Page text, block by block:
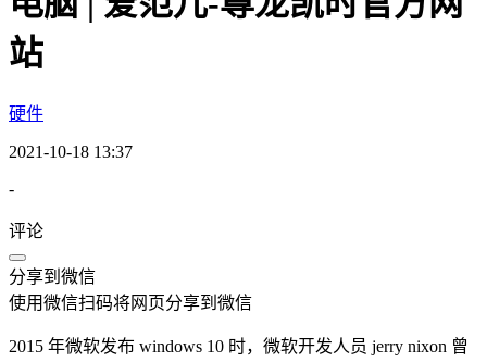
站
硬件
2021-10-18 13:37
-
评论
分享到微信
使用微信扫码将网页分享到微信
2015 年微软发布 windows 10 时，微软开发人员 jerry nixon 曾